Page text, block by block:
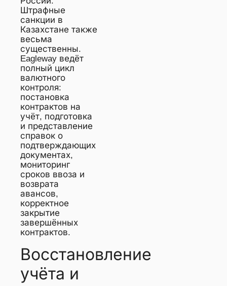
Штрафные
санкции в
Казахстане также
весьма
существенны.
Eagleway ведёт
полный цикл
валютного
контроля:
постановка
контрактов на
учёт, подготовка
и представление
справок о
подтверждающих
документах,
мониторинг
сроков ввоза и
возврата
авансов,
корректное
закрытие
завершённых
контрактов.
Восстановление
учёта и